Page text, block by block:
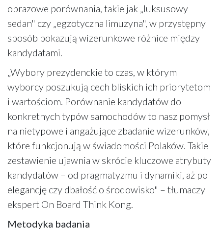
obrazowe porównania, takie jak „luksusowy
sedan" czy „egzotyczna limuzyna", w przystępny
sposób pokazują wizerunkowe różnice między
kandydatami.
„Wybory prezydenckie to czas, w którym
wyborcy poszukują cech bliskich ich priorytetom
i wartościom. Porównanie kandydatów do
konkretnych typów samochodów to nasz pomysł
na nietypowe i angażujące zbadanie wizerunków,
które funkcjonują w świadomości Polaków. Takie
zestawienie ujawnia w skrócie kluczowe atrybuty
kandydatów – od pragmatyzmu i dynamiki, aż po
elegancję czy dbałość o środowisko" – tłumaczy
ekspert On Board Think Kong.
Metodyka badania